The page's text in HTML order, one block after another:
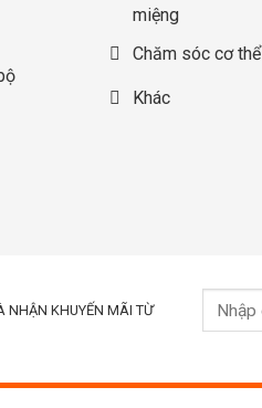
miệng
Chăm sóc cơ thể
Khác
NHẬN KHUYẾN MÃI TỪ